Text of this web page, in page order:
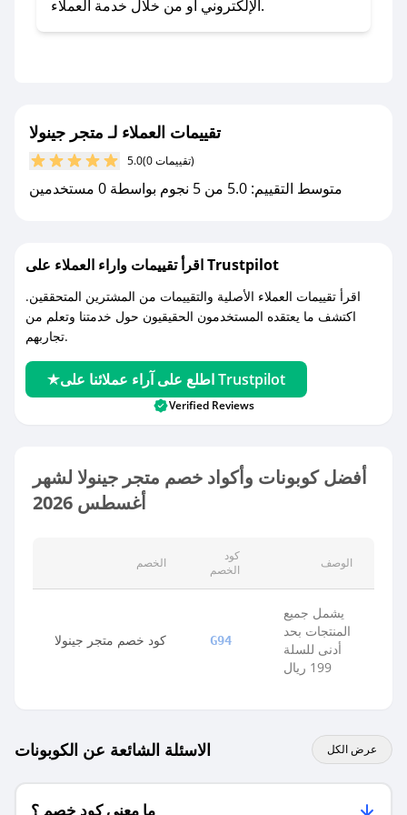
مع صحصح، تسوق بذكاء ووفّر على كل مشترياتك مع
كوبونات خصم حصرية من متجر جينولا!
الإلكتروني أو من خلال خدمة العملاء.
تقييمات العملاء لـ متجر جينولا
5.0 (0 تقييمات)
متوسط التقييم: 5.0 من 5 نجوم بواسطة 0 مستخدمين
اقرأ تقييمات واراء العملاء على Trustpilot
اقرأ تقييمات العملاء الأصلية والتقييمات من المشترين المتحققين.
اكتشف ما يعتقده المستخدمون الحقيقيون حول خدمتنا وتعلم من
تجاربهم.
اطلع على آراء عملائنا على Trustpilot
Verified Reviews
أفضل كوبونات وأكواد خصم متجر جينولا لشهر
أغسطس 2026
الخصم
كود
الخصم
الوصف
كود خصم متجر جينولا G94
يشمل جميع
المنتجات بحد
أدنى للسلة
199 ريال
الاسئلة الشائعة عن الكوبونات عرض الكل
ما معنى كود خصم ؟